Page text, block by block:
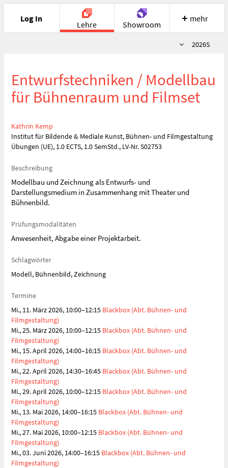
Log In
Lehre Showroom
Meet Recherche Hilfe
mehr
Semester
2026S
Entwurfstechniken / Modellbau
für Bühnenraum und Filmset
Kathrin Kemp
Institut für Bildende & Mediale Kunst, Bühnen- und Filmgestaltung
Übungen (UE), 1.0 ECTS, 1.0 SemStd., LV-Nr. S02753
Beschreibung
Modellbau und Zeichnung als Entwurfs- und
Darstellungsmedium in Zusammenhang mit Theater und
Bühnenbild.
Prüfungsmodalitäten
Anwesenheit, Abgabe einer Projektarbeit.
Schlagwörter
Modell, Bühnenbild, Zeichnung
Termine
Mi., 11. März 2026, 10:00–12:15 Blackbox (Abt. Bühnen- und
Filmgestaltung)
Mi., 25. März 2026, 10:00–12:15 Blackbox (Abt. Bühnen- und
Filmgestaltung)
Mi., 15. April 2026, 14:00–16:15 Blackbox (Abt. Bühnen- und
Filmgestaltung)
Mi., 22. April 2026, 14:30–16:45 Blackbox (Abt. Bühnen- und
Filmgestaltung)
Mi., 29. April 2026, 10:00–12:15 Blackbox (Abt. Bühnen- und
Filmgestaltung)
Mi., 13. Mai 2026, 14:00–16:15 Blackbox (Abt. Bühnen- und
Filmgestaltung)
Mi., 27. Mai 2026, 10:00–12:15 Blackbox (Abt. Bühnen- und
Filmgestaltung)
Mi., 03. Juni 2026, 14:00–16:15 Blackbox (Abt. Bühnen- und
Filmgestaltung)